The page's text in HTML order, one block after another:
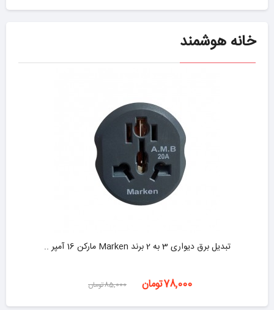
خانه هوشمند
تبدیل برق دیواری 3 به 2 برند Marken مارکن 16 آمپر ..
78,000تومان 85,000تومان